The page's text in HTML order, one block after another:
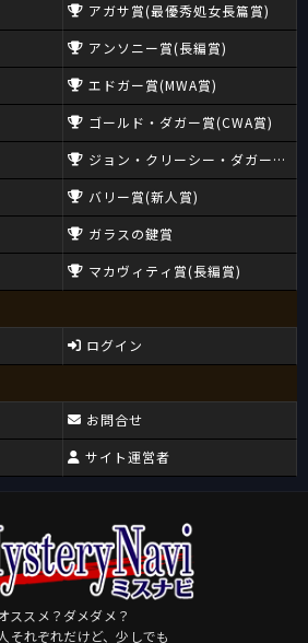
アガサ賞(最優秀処女長篇賞)
アンソニー賞(長編賞)
エドガー賞(MWA賞)
ゴールド・ダガー賞(CWA賞)
ジョン・クリーシー・ダガー賞
バリー賞(新人賞)
ガラスの鍵賞
マカヴィティ賞(長編賞)
ログイン
お問合せ
サイト運営者
ススメ？ダメダメ？
それぞれだけど、少しでも